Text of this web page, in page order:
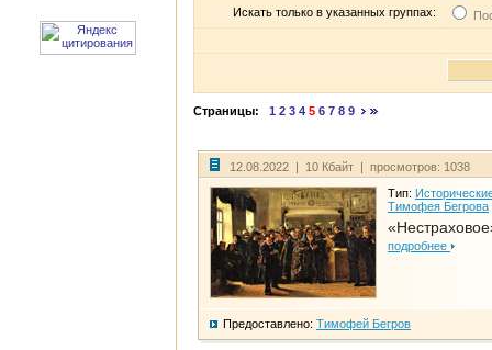
Искать только в указанных группах:
Страницы: 1 2 3 4 5 6 7 8 9
12.08.2022 | 10 Кбайт | просмотров: 1038
Тип:
Тимофея Бегрова
подробнее
Предоставлено: Тимофей Бегров